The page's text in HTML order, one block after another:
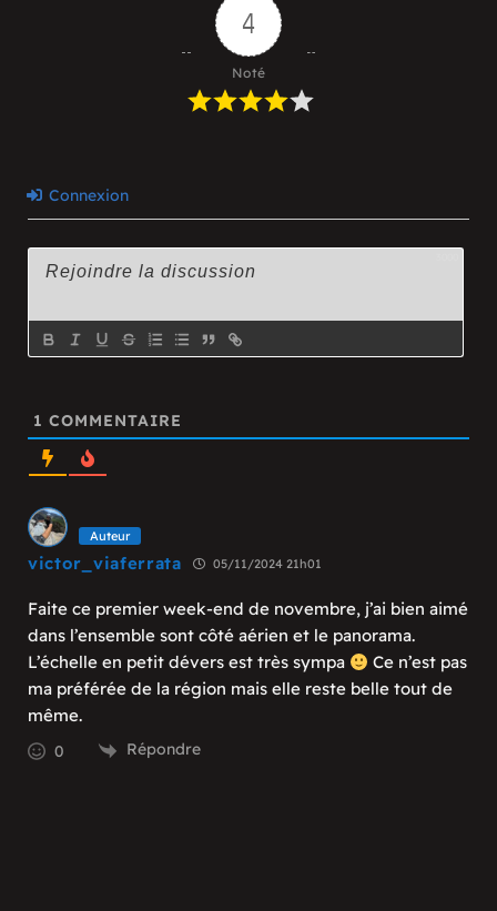
4
Noté
Connexion
1 COMMENTAIRE
Auteur
victor_viaferrata 05/11/2024 21h01
Faite ce premier week-end de novembre, j’ai bien aimé
dans l’ensemble sont côté aérien et le panorama.
L’échelle en petit dévers est très sympa
Ce n’est pas
ma préférée de la région mais elle reste belle tout de
même.
0 Répondre